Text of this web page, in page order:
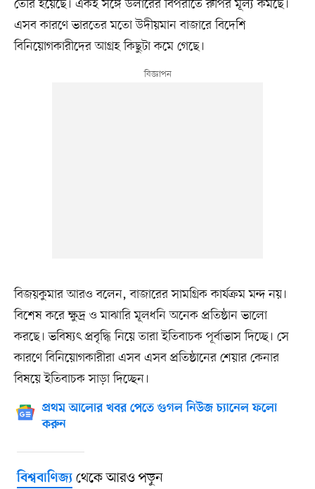
তৈরি হয়েছে। একই সঙ্গে ডলারের বিপরীতে রুপির মূল্য কমছে।
এসব কারণে ভারতের মতো উদীয়মান বাজারে বিদেশি
বিনিয়োগকারীদের আগ্রহ কিছুটা কমে গেছে।
বিজয়কুমার আরও বলেন, বাজারের সামগ্রিক কার্যক্রম মন্দ নয়।
বিশেষ করে ক্ষুদ্র ও মাঝারি মূলধনি অনেক প্রতিষ্ঠান ভালো
করছে। ভবিষ্যৎ প্রবৃদ্ধি নিয়ে তারা ইতিবাচক পূর্বাভাস দিচ্ছে। সে
কারণে বিনিয়োগকারীরা এসব এসব প্রতিষ্ঠানের শেয়ার কেনার
বিষয়ে ইতিবাচক সাড়া দিচ্ছেন।
প্রথম আলোর খবর পেতে গুগল নিউজ চ্যানেল ফলো
করুন
বিশ্ববাণিজ্যথেকে আরও পড়ুন